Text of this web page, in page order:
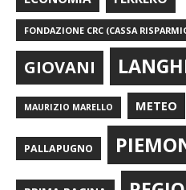
FONDAZIONE CRC (CASSA
GIOVANI
MAURIZIO MARELLO METEO
PALLAPUGNO